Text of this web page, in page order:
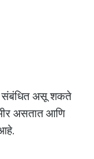
संबंधित असू शकते
असतात आणि